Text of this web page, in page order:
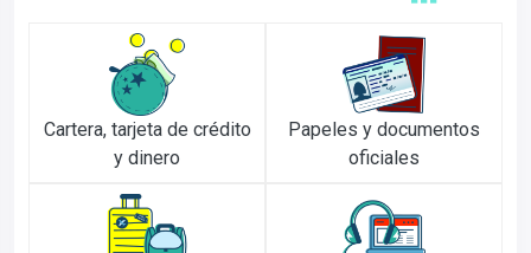
Cartera, tarjeta de crédito
y dinero
Papeles y documentos
oficiales